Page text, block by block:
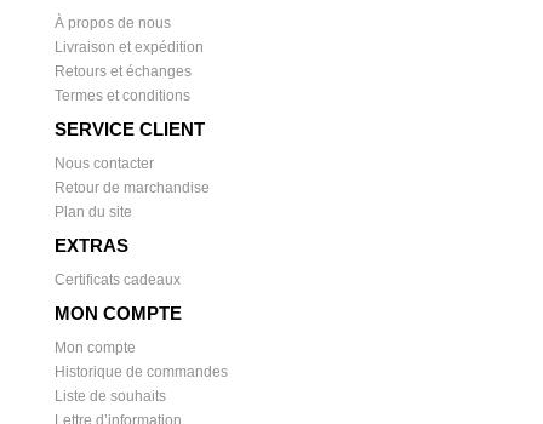
À propos de nous
Livraison et expédition
Retours et échanges
Termes et conditions
SERVICE CLIENT
Nous contacter
Retour de marchandise
Plan du site
EXTRAS
Certificats cadeaux
MON COMPTE
Mon compte
Historique de commandes
Liste de souhaits
Lettre d’information